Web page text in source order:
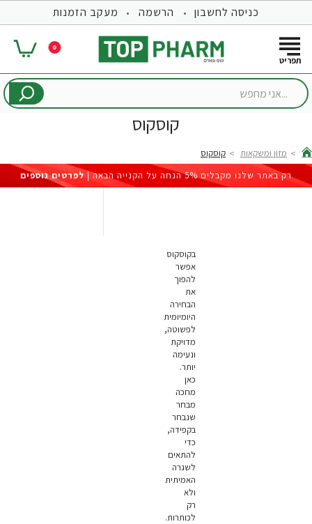
כניסה לחשבון הרשמה מעקב הזמנות
0
...אני
קוסקוס
home
מזון ומשקאות
קוסקוס
רק באתר שלנו מקבלים 5% הנחה על הקנייה הבאה |
לפרטים נוספים
בקוסקוס
אפשר
להפוך
את
הבחירה
היומיומית
לפשוטה,
מדויקת
ונעימה
יותר.
כאן
מחכה
מבחר
שנבחר
בקפידה,
כדי
להתאים
לשגרה
האמיתית
ולא
רק
לכותרות.